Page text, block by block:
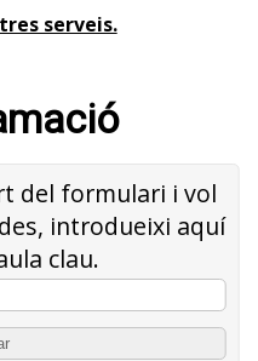
serveis.
del formulari i vol
introdueixi aquí
clau.